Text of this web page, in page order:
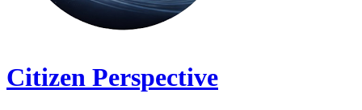
Citizen Perspective